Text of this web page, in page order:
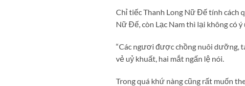
Chỉ tiếc Thanh Long Nữ Đế tính cách
Nữ Đế, còn Lạc Nam thì lại không có
“Các ngươi được chồng nuôi dưỡng,
vẻ uỷ khuất, hai mắt ngấn lệ nói.
Trong quá khứ nàng cũng rất muốn